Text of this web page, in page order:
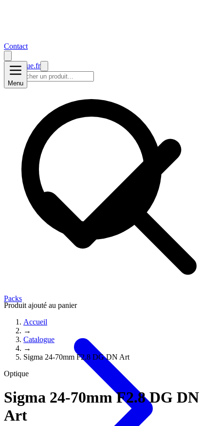
Contact
prise2 vue.fr
Packs
Menu
Produit ajouté au panier
Accueil
→
Catalogue
→
Sigma 24-70mm F2.8 DG DN Art
Optique
Sigma 24-70mm F2.8 DG DN
Art